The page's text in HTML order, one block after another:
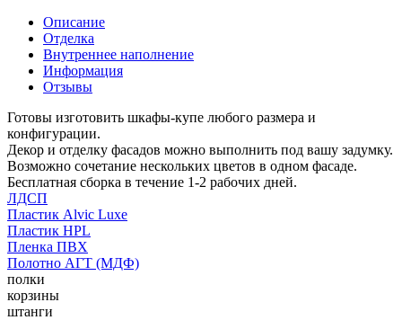
Описание
Отделка
Внутреннее наполнение
Информация
Отзывы
Готовы изготовить шкафы-купе любого размера и
конфигурации.
Декор и отделку фасадов можно выполнить под вашу задумку.
Возможно сочетание нескольких цветов в одном фасаде.
Бесплатная сборка в течение 1-2 рабочих дней.
ЛДСП
Пластик Alvic Luxe
Пластик HPL
Пленка ПВХ
Полотно АГТ (МДФ)
полки
корзины
штанги